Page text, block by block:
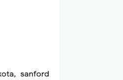
sanford